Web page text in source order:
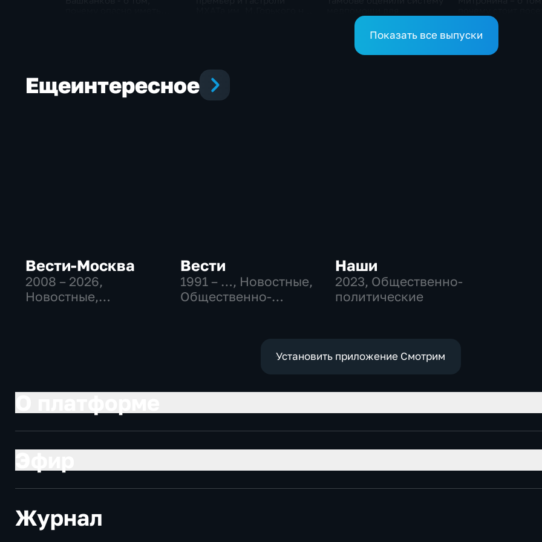
участников СВО
выставку
Агапкин»
Показать все выпуски
Ещеинтересное
Вести-Москва
2008 – 2026,
Новостные,
Вести
1991 – …, Новостные,
Общественно-
Наши
2023, Общественно-
политические
Установить приложение Смотрим
Журнал